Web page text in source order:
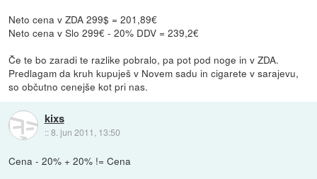
Neto cena v ZDA 299$ = 201,89€
Neto cena v Slo 299€ - 20% DDV = 239,2€
Če te bo zaradi te razlike pobralo, pa pot pod noge in v ZDA.
Predlagam da kruh kupuješ v Novem sadu in cigarete v sarajevu,
so občutno cenejše kot pri nas.
kixs
::8. jun 2011, 13:50
Cena - 20% + 20% != Cena